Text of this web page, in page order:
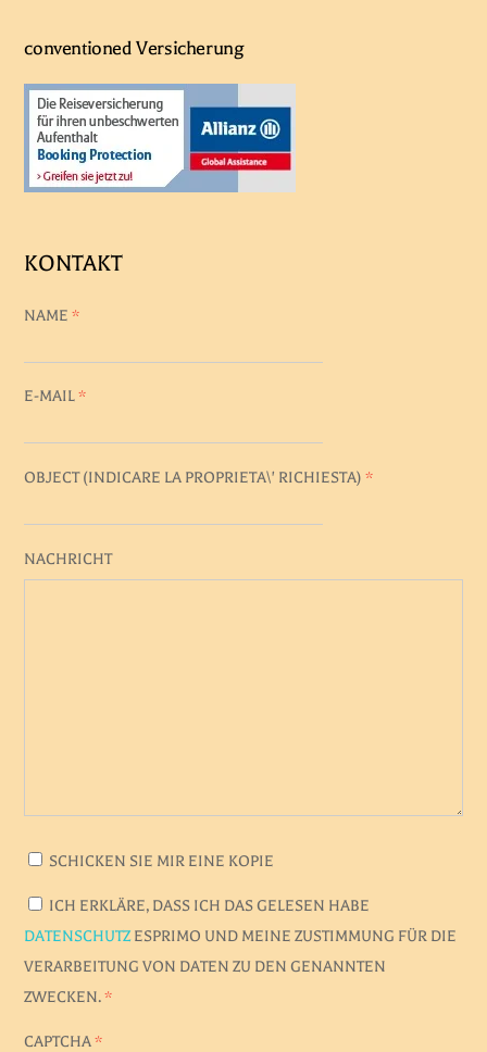
conventioned Versicherung
KONTAKT
NAME*
E-MAIL*
OBJECT (INDICARE LA PROPRIETA\' RICHIESTA)*
NACHRICHT
SCHICKEN SIE MIR EINE KOPIE
ICH ERKLÄRE, DASS ICH DAS GELESEN HABE
DATENSCHUTZESPRIMO UND MEINE ZUSTIMMUNG FÜR DIE
VERARBEITUNG VON DATEN ZU DEN GENANNTEN
ZWECKEN. *
CAPTCHA *